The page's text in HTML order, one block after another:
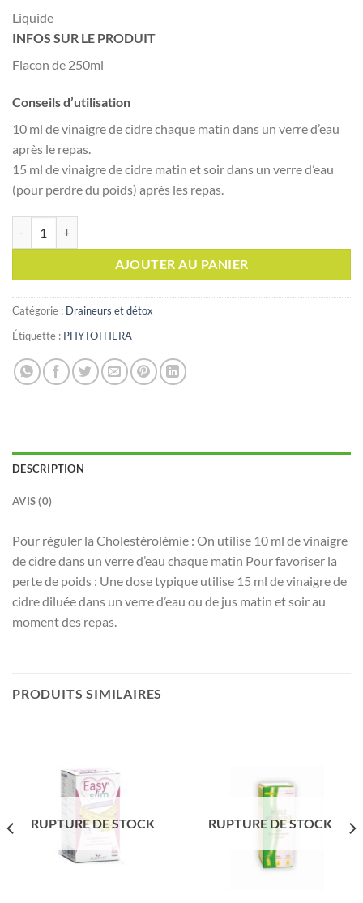
Liquide
INFOS SUR LE PRODUIT
Flacon de 250ml
Conseils d’utilisation
10 ml de vinaigre de cidre chaque matin dans un verre d’eau
après le repas.
15 ml de vinaigre de cidre matin et soir dans un verre d’eau
(pour perdre du poids) après les repas.
AJOUTER AU PANIER
Catégorie : Draineurs et détox
Étiquette : PHYTOTHERA
DESCRIPTION
AVIS (0)
Pour réguler la Cholestérolémie : On utilise 10 ml de vinaigre
de cidre dans un verre d’eau chaque matin Pour favoriser la
perte de poids : Une dose typique utilise 15 ml de vinaigre de
cidre diluée dans un verre d’eau ou de jus matin et soir au
moment des repas.
PRODUITS SIMILAIRES
RUPTURE DE STOCK RUPTURE DE STOCK